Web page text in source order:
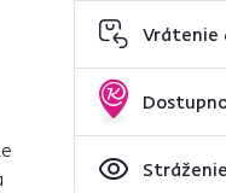
Vrátenie